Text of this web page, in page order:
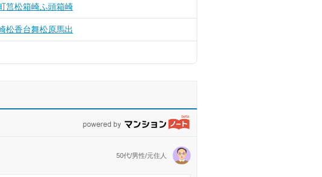
筥松箱崎ふ頭箱崎
松香台舞松原馬出
50代/男性/元住人